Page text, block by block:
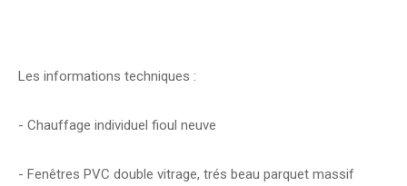
Les informations techniques :
- Chauffage individuel fioul neuve
- Fenêtres PVC double vitrage, trés beau parquet massif